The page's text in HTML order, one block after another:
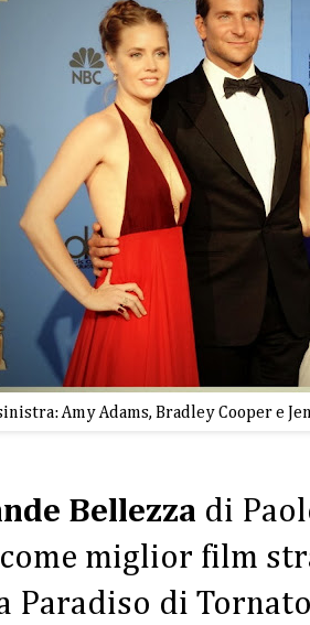
Amy Adams, Bradley Cooper e
Bellezza di
come miglior film
Paradiso di